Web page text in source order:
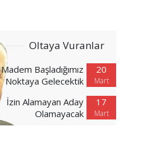
Oltaya Vuranlar
20
Mart
Madem Başladığımız
Noktaya Gelecektik
17
Mart
İzin Alamayan Aday
Olamayacak